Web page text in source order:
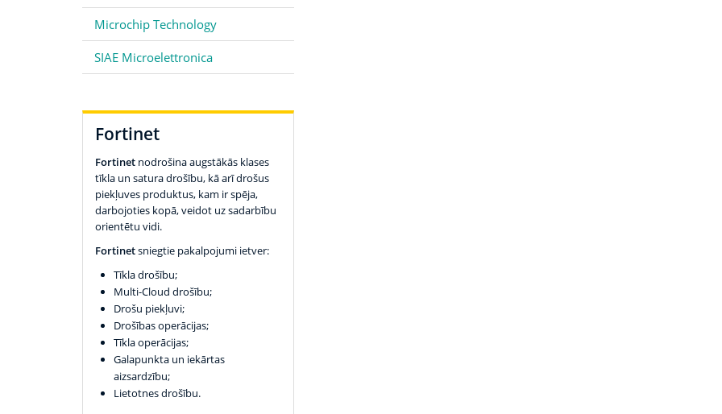
Microchip Technology
SIAE Microelettronica
Fortinet
Fortinet nodrošina augstākās klases
tīkla un satura drošību, kā arī drošus
piekļuves produktus, kam ir spēja,
darbojoties kopā, veidot uz sadarbību
orientētu vidi.
Fortinetsniegtie pakalpojumi ietver:
Tīkla drošību;
Multi-Cloud drošību;
Drošu piekļuvi;
Drošības operācijas;
Tīkla operācijas;
Galapunkta un iekārtas
aizsardzību;
Lietotnes drošību.